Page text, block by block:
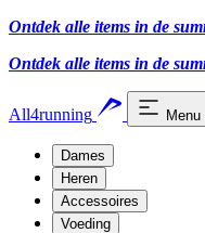
Ontdek alle items in de
Ontdek alle items in de
All4running Menu
Dames
Heren
Accessoires
Voeding